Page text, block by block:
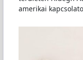
amerikai